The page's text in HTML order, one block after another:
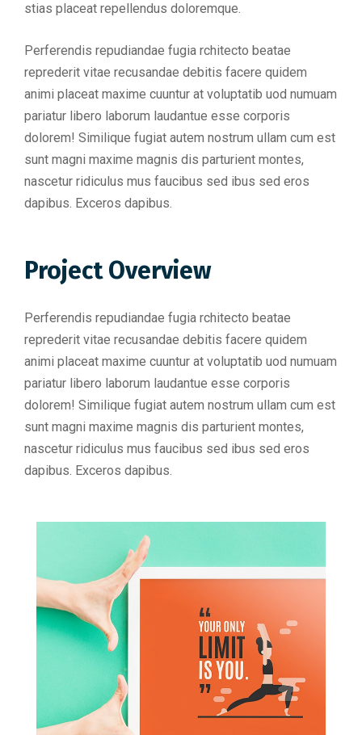
stias placeat repellendus doloremque.
Perferendis repudiandae fugia rchitecto beatae
reprederit vitae recusandae debitis facere quidem
animi placeat maxime cuuntur at voluptatib uod numuam
pariatur libero laborum laudantue esse corporis
dolorem! Similique fugiat autem nostrum ullam cum est
sunt magni maxime magnis dis parturient montes,
nascetur ridiculus mus faucibus sed ibus sed eros
dapibus. Exceros dapibus.
Project Overview
Perferendis repudiandae fugia rchitecto beatae
reprederit vitae recusandae debitis facere quidem
animi placeat maxime cuuntur at voluptatib uod numuam
pariatur libero laborum laudantue esse corporis
dolorem! Similique fugiat autem nostrum ullam cum est
sunt magni maxime magnis dis parturient montes,
nascetur ridiculus mus faucibus sed ibus sed eros
dapibus. Exceros dapibus.